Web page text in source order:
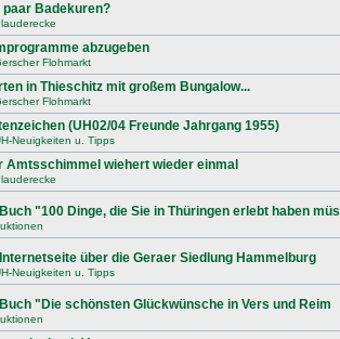
paar Badekuren?
abzugeben
Flohmarkt
in Thieschitz mit großem Bungalow...
Flohmarkt
(UH02/04 Freunde Jahrgang 1955)
Neuigkeiten u. Tipps
Amtsschimmel wiehert wieder einmal
Buch "100 Dinge, die Sie in Thüringen erlebt haben
Internetseite über die Geraer Siedlung Hammelburg
Neuigkeiten u. Tipps
Buch "Die schönsten Glückwünsche in Vers und Reim